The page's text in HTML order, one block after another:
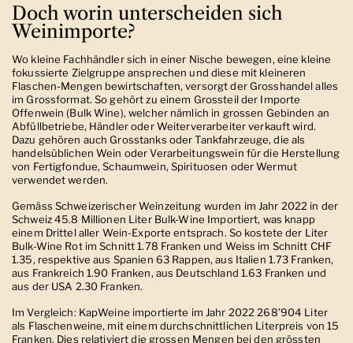
Doch worin unterscheiden sich
Weinimporte?
Wo kleine Fachhändler sich in einer Nische bewegen, eine kleine
fokussierte Zielgruppe ansprechen und diese mit kleineren
Flaschen-Mengen bewirtschaften, versorgt der Grosshandel alles
im Grossformat. So gehört zu einem Grossteil der Importe
Offenwein (Bulk Wine), welcher nämlich in grossen Gebinden an
Abfüllbetriebe, Händler oder Weiterverarbeiter verkauft wird.
Dazu gehören auch Grosstanks oder Tankfahrzeuge, die als
handelsüblichen Wein oder Verarbeitungswein für die Herstellung
von Fertigfondue, Schaumwein, Spirituosen oder Wermut
verwendet werden.
Gemäss Schweizerischer Weinzeitung wurden im Jahr 2022 in der
Schweiz 45.8 Millionen Liter Bulk-Wine Importiert, was knapp
einem Drittel aller Wein-Exporte entsprach. So kostete der Liter
Bulk-Wine Rot im Schnitt 1.78 Franken und Weiss im Schnitt CHF
1.35, respektive aus Spanien 63 Rappen, aus Italien 1.73 Franken,
aus Frankreich 1.90 Franken, aus Deutschland 1.63 Franken und
aus der USA 2.30 Franken.
Im Vergleich: KapWeine importierte im Jahr 2022 268’904 Liter
als Flaschenweine, mit einem durchschnittlichen Literpreis von 15
Franken. Dies relativiert die grossen Mengen bei den grössten